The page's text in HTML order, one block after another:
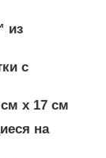
из
с
х 17 см
на